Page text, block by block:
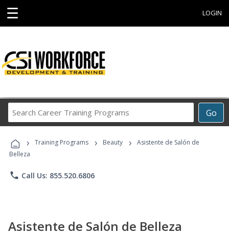
☰ LOGIN
Go
Career
Programs
› Training Programs › Beauty ›
Asistente de Salón de
Belleza
phone Call Us: 855.520.6806
Asistente de Salón de Belleza